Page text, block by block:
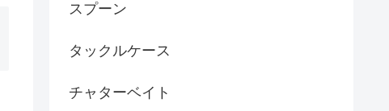
スプーン
タックルケース
チャターベイト